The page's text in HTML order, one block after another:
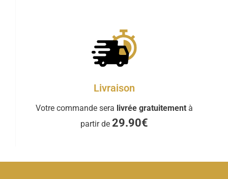
Livraison
Votre commande sera livrée gratuitement à
partir de 29.90€